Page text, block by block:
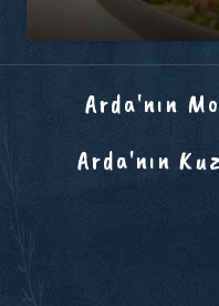
Arda'nın
Arda'nın